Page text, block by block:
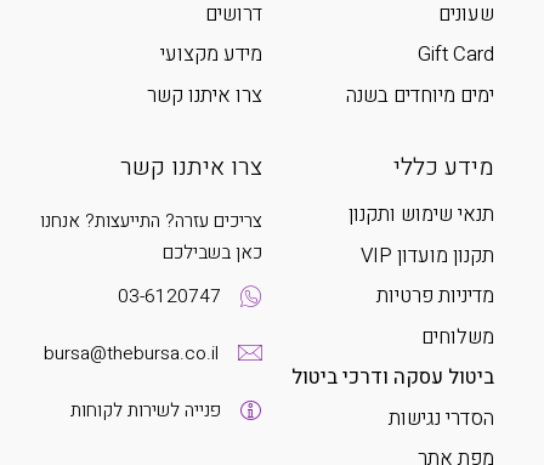
שעונים
Gift Card
ימים מיוחדים בשנה
דרושים
מידע מקצועי
צרו איתנו קשר
מידע כללי
תנאי שימוש ותקנון
תקנון מועדון VIP
מדיניות פרטיות
משלוחים
ביטול עסקה ודרכי ביטול
הסדרי נגישות
מפת אתר
צרו איתנו קשר
צריכים עזרה? התייעצות? אנחנו
כאן בשבילכם
03-6120747
bursa@thebursa.co.il
פנייה לשירות לקוחות